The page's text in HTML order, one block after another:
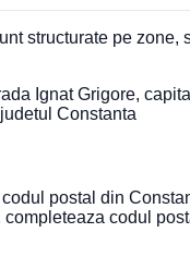
structurate pe
Ignat Grigore,
Constanta
postal din
codul